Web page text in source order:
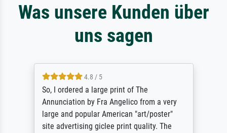
Was unsere Kunden über
uns sagen
4.8 / 5
So, I ordered a large print of The
Annunciation by Fra Angelico from a very
large and popular American "art/poster"
site advertising giclee print quality. The